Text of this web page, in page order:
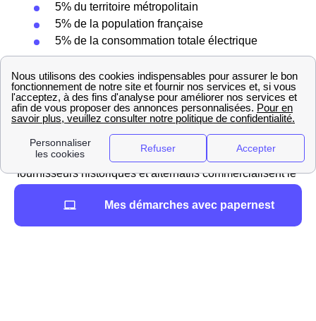
5% du territoire métropolitain
5% de la population française
5% de la consommation totale électrique
Concernant les 95% restant de la population, ce sont les
fournisseurs traditionnels, concurrents et alternatifs qui
se répartissent le marché. ERDF, nouvellement Enedis a
pour rôle d'assurer la distribution de l'électricité jusque
chez le consommateur. Concernant le gaz, c'est GRDF,
qui s'occupe de la distribution du gaz. Ensuite les
fournisseurs historiques et alternatifs commercialisent le
Mes démarches avec papernest